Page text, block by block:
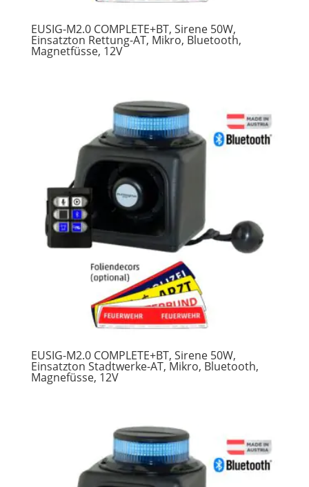
EUSIG-M2.0 COMPLETE+BT, Sirene 50W,
Einsatzton Rettung-AT, Mikro, Bluetooth,
Magnetfüsse, 12V
EUSIG-M2.0 COMPLETE+BT, Sirene 50W,
Einsatzton Stadtwerke-AT, Mikro, Bluetooth,
Magnefüsse, 12V